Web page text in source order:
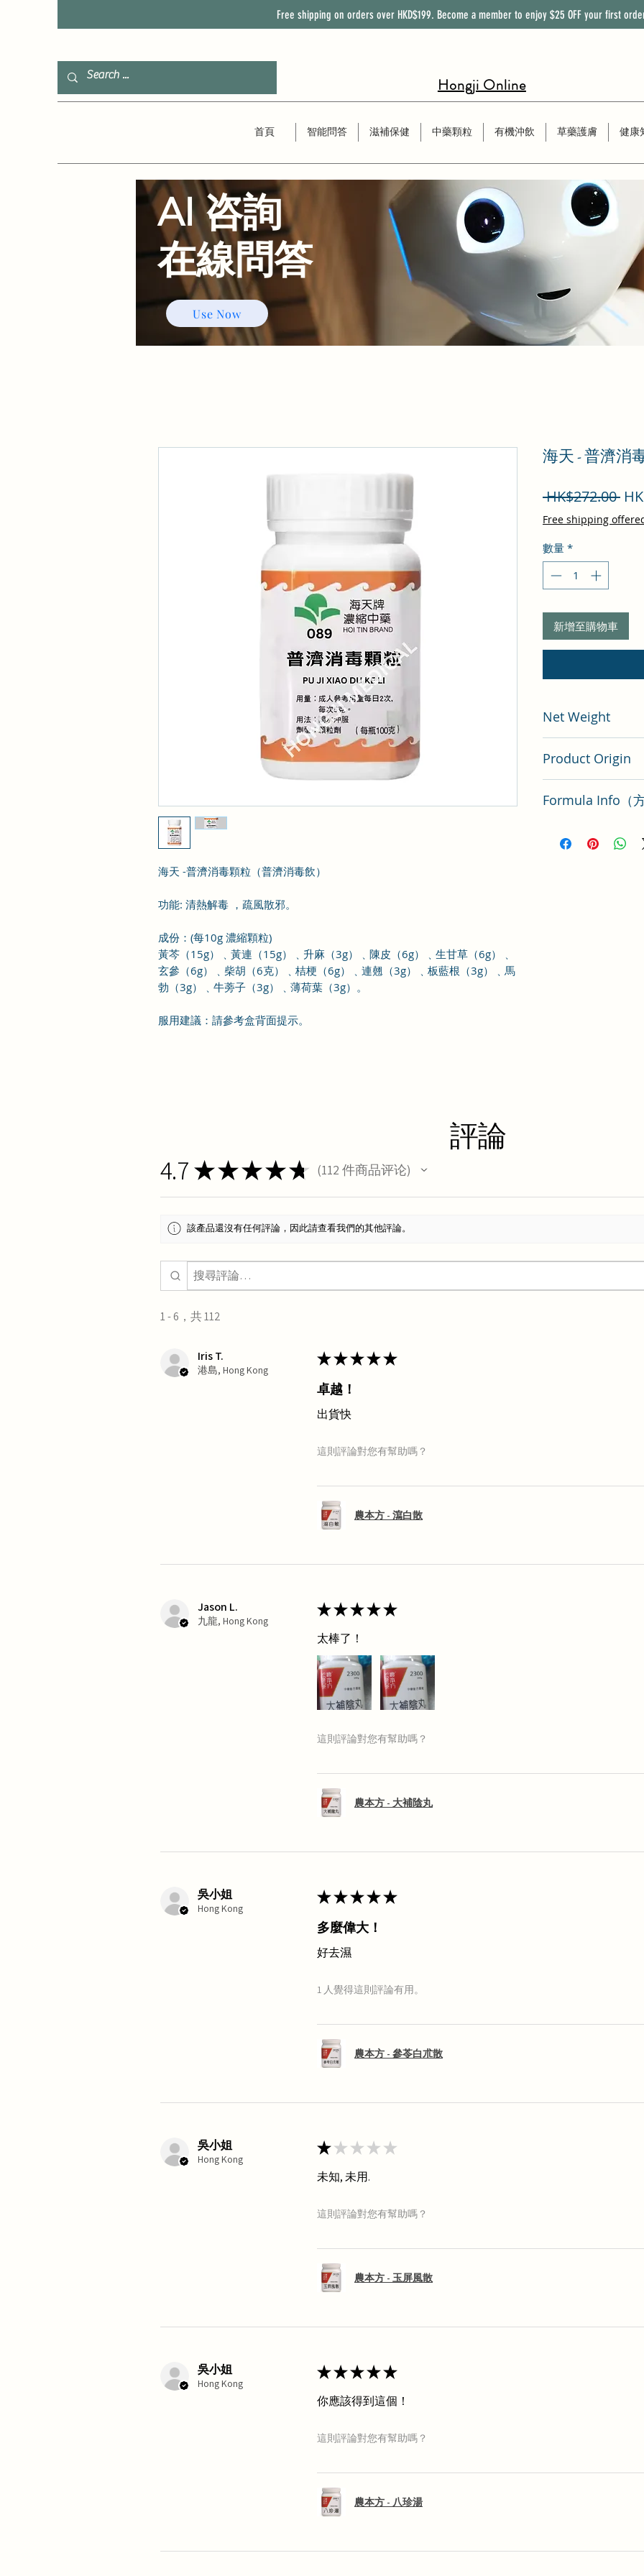
Free shipping on orders over HKD$199. Become a member to enjoy $25 OFF your first
Hongji Online
首頁 智能問答 滋補保健 中藥顆粒 有機沖飲 草藥護膚 健康
海天 -普濟消毒顆粒（普濟消毒飲）
功能: 清熱解毒 ，疏風散邪。
成份 ： (每10g 濃縮顆粒)
黃芩（15g）﹑黃連（15g） ﹑升麻（3g） ﹑陳皮（6g）﹑生甘草（6g）﹑
玄參（6g）﹑柴胡（6克）﹑桔梗（6g）﹑連翹（3g）﹑板藍根（3g）﹑馬
勃（3g）﹑牛蒡子（3g）﹑薄荷葉（3g） 。
服用建議：請參考盒背面提示。
海天 - 普濟消
HK$272.00 一
般
Free shipping
數量 *
新增至購物車
Net Weight
Product Origin
Formula Info（
評論
4.7 ★★★★★ 112 件商品评论
112
該產品還沒有任何評論，因此請查看我們的其他評論。
1 - 6，共 112
Iris T.
港島, Hong Kong
★★★★★
卓越！
出貨快
這則評論對您有幫助嗎？
農本方 - 瀉白散
Jason L.
九龍, Hong Kong
★★★★★
太棒了！
這則評論對您有幫助嗎？
農本方 - 大補陰丸
吳小姐
Hong Kong
★★★★★
多麼偉大！
好去濕
1 人覺得這則評論有用。
農本方 - 參苓白朮散
吳小姐
Hong Kong
★★★★★
未知, 未用.
這則評論對您有幫助嗎？
農本方 - 玉屏風散
吳小姐
Hong Kong
★★★★★
你應該得到這個！
這則評論對您有幫助嗎？
農本方 - 八珍湯
Use Now
AI 咨詢
​在線問答